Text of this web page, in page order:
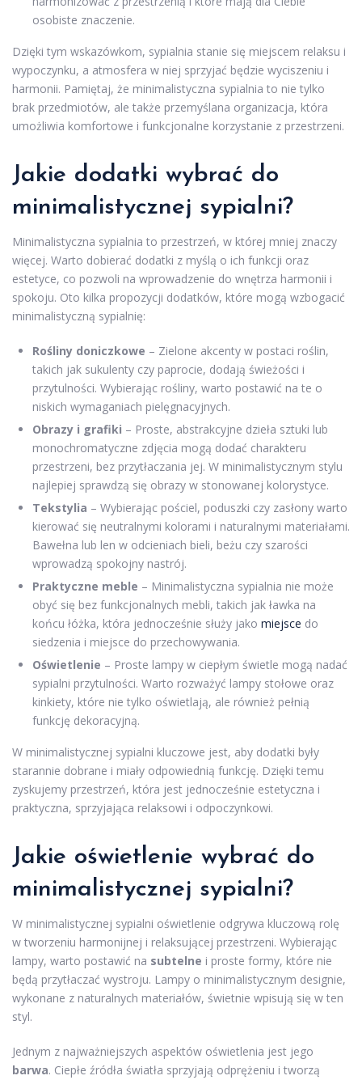
osobiste znaczenie.
Dzięki tym wskazówkom, sypialnia stanie się miejscem relaksu i
wypoczynku, a atmosfera w niej sprzyjać będzie wyciszeniu i
harmonii. Pamiętaj, że minimalistyczna sypialnia to nie tylko
brak przedmiotów, ale także przemyślana organizacja, która
umożliwia komfortowe i funkcjonalne korzystanie z przestrzeni.
Jakie dodatki wybrać do
minimalistycznej sypialni?
Minimalistyczna sypialnia to przestrzeń, w której mniej znaczy
więcej. Warto dobierać dodatki z myślą o ich funkcji oraz
estetyce, co pozwoli na wprowadzenie do wnętrza harmonii i
spokoju. Oto kilka propozycji dodatków, które mogą wzbogacić
minimalistyczną sypialnię:
Rośliny doniczkowe – Zielone akcenty w postaci roślin,
takich jak sukulenty czy paprocie, dodają świeżości i
przytulności. Wybierając rośliny, warto postawić na te o
niskich wymaganiach pielęgnacyjnych.
Obrazy i grafiki – Proste, abstrakcyjne dzieła sztuki lub
monochromatyczne zdjęcia mogą dodać charakteru
przestrzeni, bez przytłaczania jej. W minimalistycznym stylu
najlepiej sprawdzą się obrazy w stonowanej kolorystyce.
Tekstylia – Wybierając pościel, poduszki czy zasłony warto
kierować się neutralnymi kolorami i naturalnymi materiałami.
Bawełna lub len w odcieniach bieli, beżu czy szarości
wprowadzą spokojny nastrój.
Praktyczne meble – Minimalistyczna sypialnia nie może
obyć się bez funkcjonalnych mebli, takich jak ławka na
końcu łóżka, która jednocześnie służy jako miejsce do
siedzenia i miejsce do przechowywania.
Oświetlenie – Proste lampy w ciepłym świetle mogą nadać
sypialni przytulności. Warto rozważyć lampy stołowe oraz
kinkiety, które nie tylko oświetlają, ale również pełnią
funkcję dekoracyjną.
W minimalistycznej sypialni kluczowe jest, aby dodatki były
starannie dobrane i miały odpowiednią funkcję. Dzięki temu
zyskujemy przestrzeń, która jest jednocześnie estetyczna i
praktyczna, sprzyjająca relaksowi i odpoczynkowi.
Jakie oświetlenie wybrać do
minimalistycznej sypialni?
W minimalistycznej sypialni oświetlenie odgrywa kluczową rolę
w tworzeniu harmonijnej i relaksującej przestrzeni. Wybierając
lampy, warto postawić na subtelne i proste formy, które nie
będą przytłaczać wystroju. Lampy o minimalistycznym designie,
wykonane z naturalnych materiałów, świetnie wpisują się w ten
styl.
Jednym z najważniejszych aspektów oświetlenia jest jego
barwa. Ciepłe źródła światła sprzyjają odprężeniu i tworzą